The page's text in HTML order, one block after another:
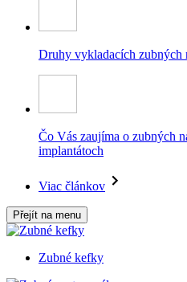
Druhy vykladacích zubných
Čo Vás zaujíma o zubných
implantátoch
Viac článkov
Přejít na menu
Zubné kefky